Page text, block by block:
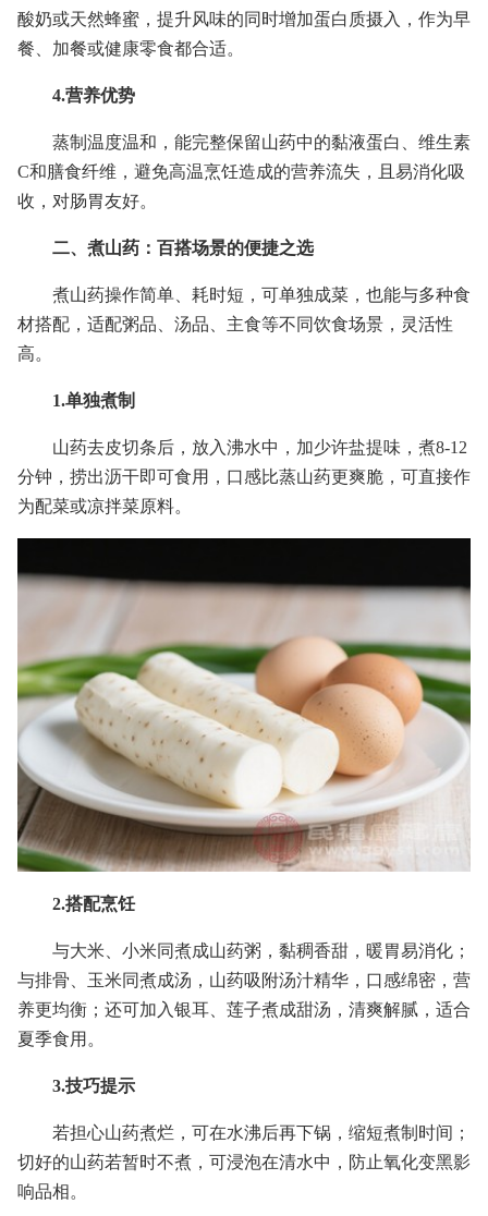
酸奶或天然蜂蜜，提升风味的同时增加蛋白质摄入，作为早
餐、加餐或健康零食都合适。
4.营养优势
蒸制温度温和，能完整保留山药中的黏液蛋白、维生素
C和膳食纤维，避免高温烹饪造成的营养流失，且易消化吸
收，对肠胃友好。
二、煮山药：百搭场景的便捷之选
煮山药操作简单、耗时短，可单独成菜，也能与多种食
材搭配，适配粥品、汤品、主食等不同饮食场景，灵活性
高。
1.单独煮制
山药去皮切条后，放入沸水中，加少许盐提味，煮8-12
分钟，捞出沥干即可食用，口感比蒸山药更爽脆，可直接作
为配菜或凉拌菜原料。
2.搭配烹饪
与大米、小米同煮成山药粥，黏稠香甜，暖胃易消化；
与排骨、玉米同煮成汤，山药吸附汤汁精华，口感绵密，营
养更均衡；还可加入银耳、莲子煮成甜汤，清爽解腻，适合
夏季食用。
3.技巧提示
若担心山药煮烂，可在水沸后再下锅，缩短煮制时间；
切好的山药若暂时不煮，可浸泡在清水中，防止氧化变黑影
响品相。